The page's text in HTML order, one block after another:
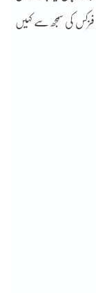
فزکس کی سمجھ سے کہیں